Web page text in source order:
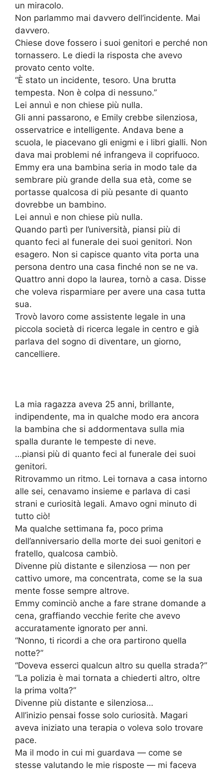
un miracolo.
Non parlammo mai davvero dell’incidente. Mai
davvero.
Chiese dove fossero i suoi genitori e perché non
tornassero. Le diedi la risposta che avevo
provato cento volte.
“È stato un incidente, tesoro. Una brutta
tempesta. Non è colpa di nessuno.”
Lei annuì e non chiese più nulla.
Gli anni passarono, e Emily crebbe silenziosa,
osservatrice e intelligente. Andava bene a
scuola, le piacevano gli enigmi e i libri gialli. Non
dava mai problemi né infrangeva il coprifuoco.
Emmy era una bambina seria in modo tale da
sembrare più grande della sua età, come se
portasse qualcosa di più pesante di quanto
dovrebbe un bambino.
Lei annuì e non chiese più nulla.
Quando partì per l’università, piansi più di
quanto feci al funerale dei suoi genitori. Non
esagero. Non si capisce quanto vita porta una
persona dentro una casa finché non se ne va.
Quattro anni dopo la laurea, tornò a casa. Disse
che voleva risparmiare per avere una casa tutta
sua.
Trovò lavoro come assistente legale in una
piccola società di ricerca legale in centro e già
parlava del sogno di diventare, un giorno,
cancelliere.
La mia ragazza aveva 25 anni, brillante,
indipendente, ma in qualche modo era ancora
la bambina che si addormentava sulla mia
spalla durante le tempeste di neve.
…piansi più di quanto feci al funerale dei suoi
genitori.
Ritrovammo un ritmo. Lei tornava a casa intorno
alle sei, cenavamo insieme e parlava di casi
strani e curiosità legali. Amavo ogni minuto di
tutto ciò!
Ma qualche settimana fa, poco prima
dell’anniversario della morte dei suoi genitori e
fratello, qualcosa cambiò.
Divenne più distante e silenziosa — non per
cattivo umore, ma concentrata, come se la sua
mente fosse sempre altrove.
Emmy cominciò anche a fare strane domande a
cena, graffiando vecchie ferite che avevo
accuratamente ignorato per anni.
“Nonno, ti ricordi a che ora partirono quella
notte?”
“Doveva esserci qualcun altro su quella strada?”
“La polizia è mai tornata a chiederti altro, oltre
la prima volta?”
Divenne più distante e silenziosa…
All’inizio pensai fosse solo curiosità. Magari
aveva iniziato una terapia o voleva solo trovare
pace.
Ma il modo in cui mi guardava — come se
stesse valutando le mie risposte — mi faceva